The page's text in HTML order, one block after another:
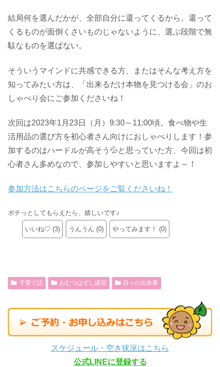
結局何を選んだかが、全部自分に還ってくるから。還って
くるものが面倒くさいものじゃないように、選ぶ段階で無
駄なものを選ばない。
そういうマインドに共感できる方、またはそんな考え方を
知ってみたい方は、「出来るだけ本物を見つける会」のお
しゃべり会にご参加くださいね！
次回は2023年1月23日（月）9:30～11:00頃。食べ物や生
活用品の選び方を初心者さん向けにおしゃべりします！参
加するのはハードルが高そう💦と思っていた方、今回は初
心者さん多めなので、参加しやすいと思いますよ～！
参加方法はこちらのページをご覧くださいね！
ポチっとしてもらえたら、嬉しいです♪
いいね♡ (3) うんうん (0) やってみます！ (0)
子育て話 おむつはずし講習 日々の出来事
スケジュール・空き状況はこちら
公式LINEに登録する